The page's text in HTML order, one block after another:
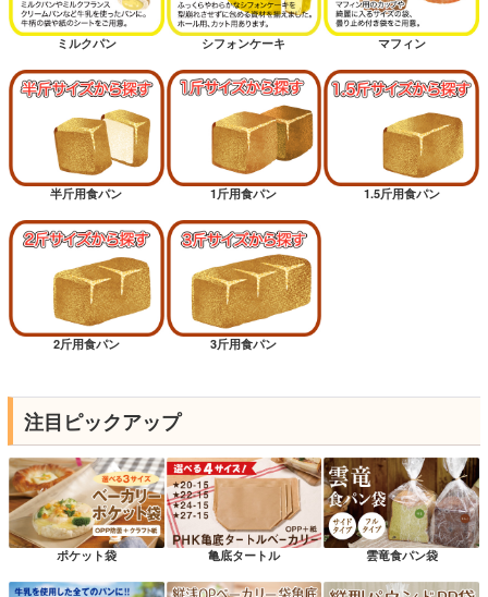
ミルクパン シフォンケーキ マフィン
半斤用食パン 1斤用食パン 1.5斤用食パン
2斤用食パン 3斤用食パン
注目ピックアップ
ポケット袋 亀底タートル 雲竜食パン袋